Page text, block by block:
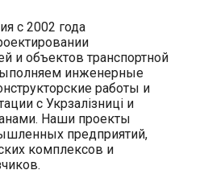
с 2002 года
и объектов транспортной
инженерные
работы и
с Укрзалізниці и
Наши проекты
предприятий,
комплексов и